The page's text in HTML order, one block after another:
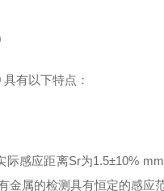
具有以下特点：
感应距离Sr为1.5±10%
属的检测具有恒定的感应